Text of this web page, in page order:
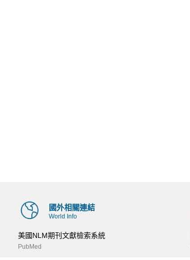
國外相關連結
World Info
美國NLM期刊文獻檢索系統
PubMed